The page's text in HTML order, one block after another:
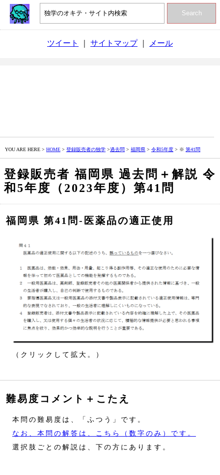
Search
ツイート サイトマップ｜ メール
YOU ARE HERE > HOME > 登録販売者の独学 >過去問 > 福岡県 > 令和5年度 > ※ 第41問
登録販売者 福岡県 過去問＋解説 令
和5年度（2023年度）第41問
福岡県 第41問‐医薬品の適正使用
（クリックして拡大。）
難易度コメント＋こたえ
本問の難易度は、「ふつう」です。
なお、本問の解答は、こちら（数字のみ）です。
選択肢ごとの解説は、下の方にあります。